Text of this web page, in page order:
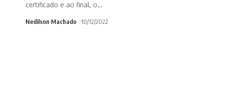
certificado e ao final, o…
Nedilson Machado 10/12/2022